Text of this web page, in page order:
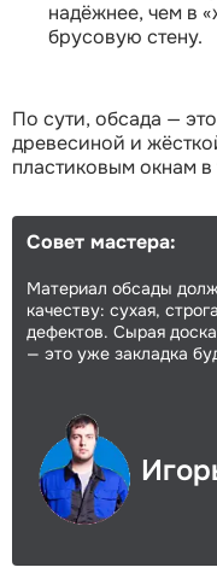
надёжнее, чем в
брусовую стену.
По сути, обсада —
древесиной и
пластиковым окнам
Совет мастера:
Материал обсады
качеству: сухая,
дефектов. Сырая
— это уже закладка